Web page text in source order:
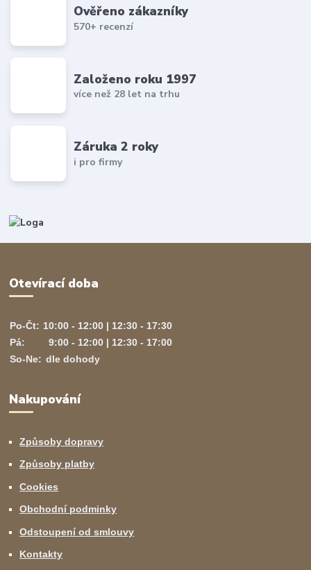
Ověřeno zákazníky
570+ recenzí
Založeno roku 1997
více než 28 let na trhu
Záruka 2 roky
i pro firmy
Otevírací doba
Po-Čt: 10:00 - 12:00 | 12:30 - 17:30
Pá:
9:00 - 12:00 | 12:30 - 17:00
So-Ne: dle dohody
Nakupování
Způsoby dopravy
Způsoby platby
Cookies
Obchodní podminky
Odstoupení od smlouvy
Kontakty